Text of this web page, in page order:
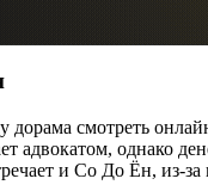
смотреть
однако
и Со До Ён, из-